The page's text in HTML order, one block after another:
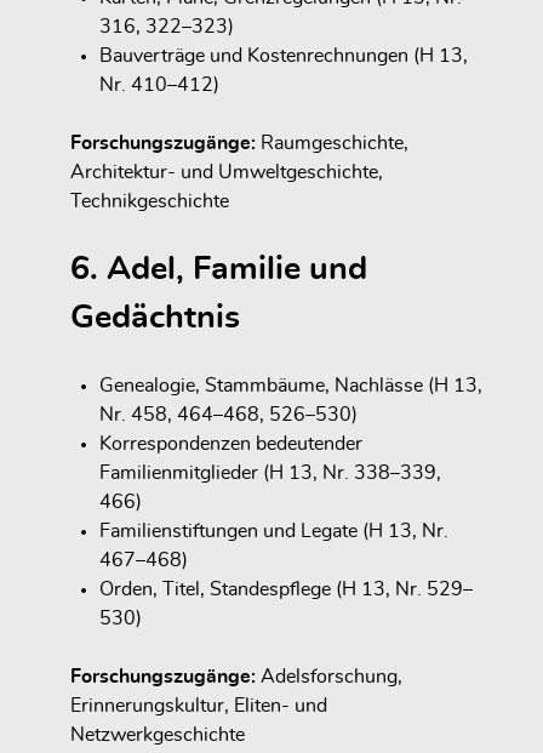
316, 322–323)
Bauverträge und Kostenrechnungen (H 13,
Nr. 410–412)
Forschungszugänge: Raumgeschichte,
Architektur- und Umweltgeschichte,
Technikgeschichte
6. Adel, Familie und
Gedächtnis
Genealogie, Stammbäume, Nachlässe (H 13,
Nr. 458, 464–468, 526–530)
Korrespondenzen bedeutender
Familienmitglieder (H 13, Nr. 338–339,
466)
Familienstiftungen und Legate (H 13, Nr.
467–468)
Orden, Titel, Standespflege (H 13, Nr. 529–
530)
Forschungszugänge: Adelsforschung,
Erinnerungskultur, Eliten- und
Netzwerkgeschichte